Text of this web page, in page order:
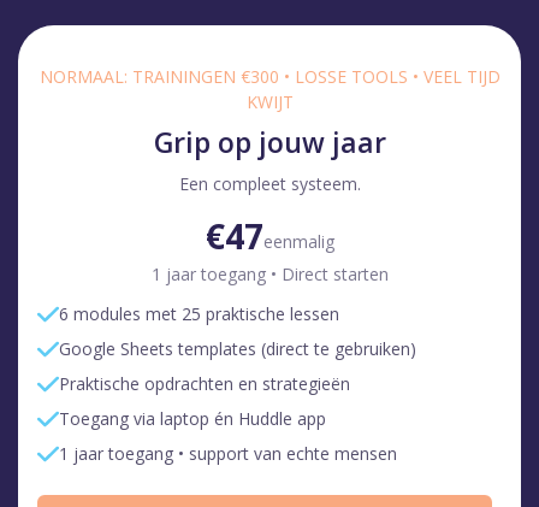
NORMAAL: TRAININGEN €300 • LOSSE TOOLS • VEEL TIJD
KWIJT
Grip op jouw jaar
Een compleet systeem.
€47eenmalig
1 jaar toegang • Direct starten
6 modules met 25 praktische lessen
Google Sheets templates (direct te gebruiken)
Praktische opdrachten en strategieën
Toegang via laptop én Huddle app
1 jaar toegang • support van echte mensen